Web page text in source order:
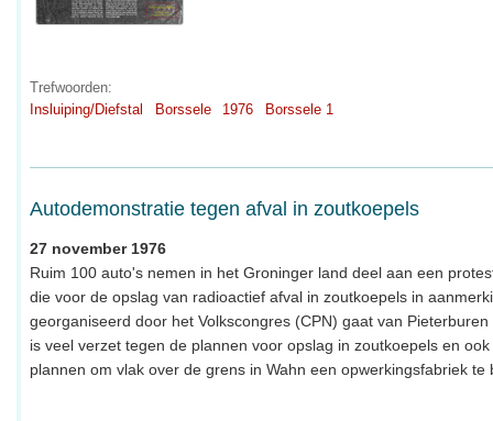
Trefwoorden:
Insluiping/Diefstal
Borssele 1976 Borssele 1
Autodemonstratie tegen afval in zoutkoepels
27 november 1976
Ruim 100 auto's nemen in het Groninger land deel aan een
die voor de opslag van radioactief afval in zoutkoepels in
georganiseerd door het Volkscongres (CPN) gaat van
is veel verzet tegen de plannen voor opslag in zoutkoepels en
plannen om vlak over de grens in Wahn een opwerkingsfabriek te